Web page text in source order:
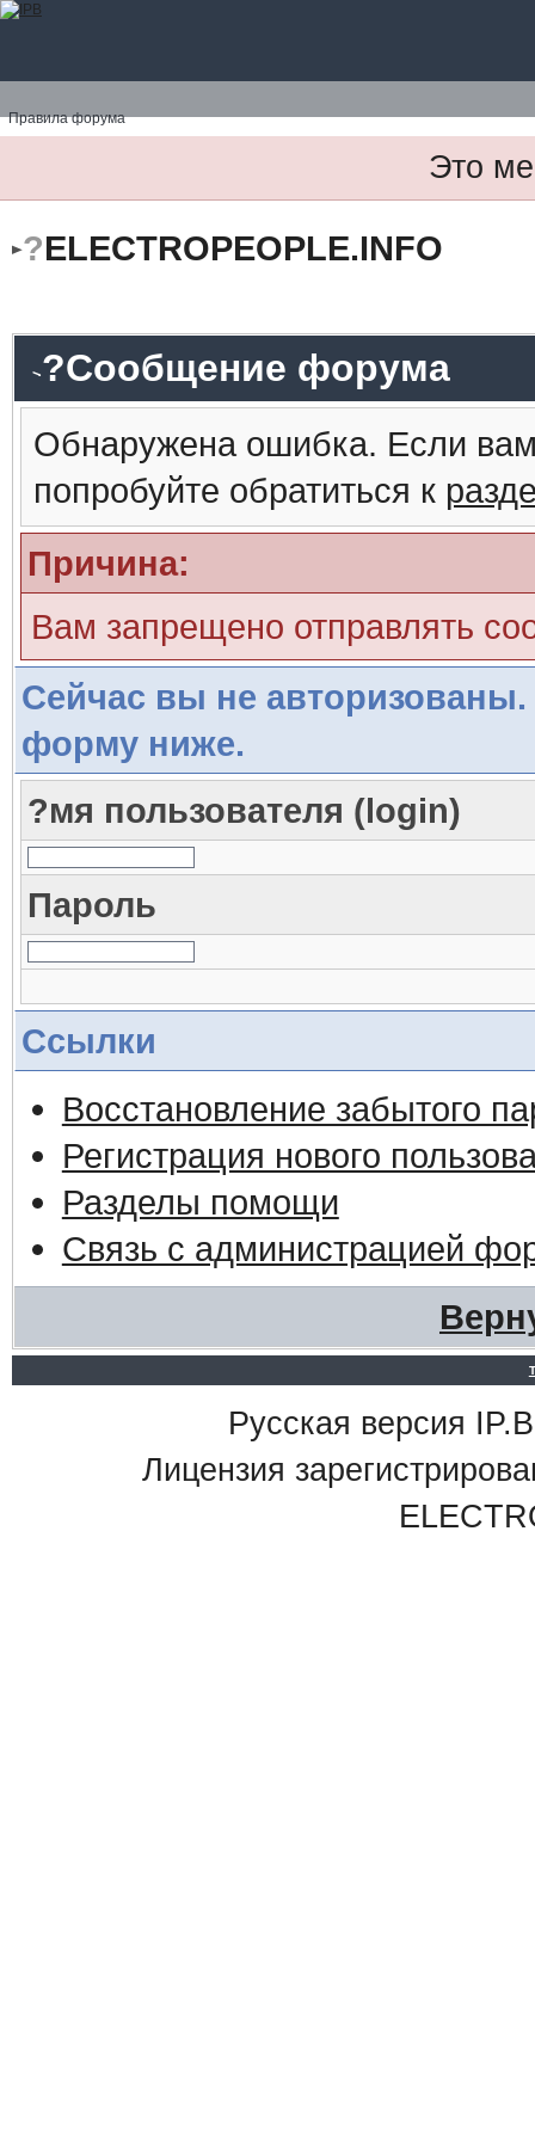
Правила форума
Это
?ELECTROPEOPLE.INFO
?Сообщение форума
Обнаружена ошибка. Если
попробуйте обратиться к
Причина:
Вам запрещено отправлять
Сейчас вы не авторизованы.
форму ниже.
?мя пользователя (login)
Пароль
Ссылки
Восстановление забытого
Регистрация нового
Разделы помощи
Связь с администрацией
Русская версия
Лицензия